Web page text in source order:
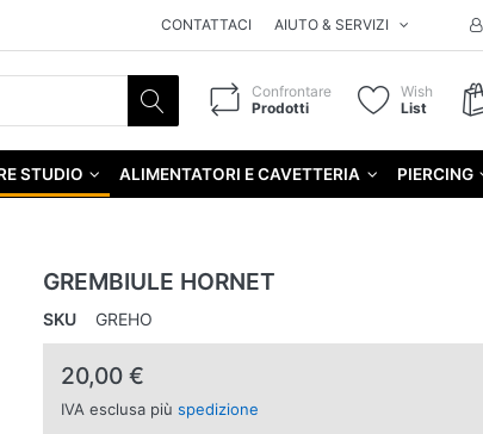
CONTATTACI AIUTO & SERVIZI
Confrontare
Prodotti
Wish
List
STUDIO ALIMENTATORI E CAVETTERIA PIERCING
GREMBIULE HORNET
SKU GREHO
20,00 €
IVA esclusa più spedizione